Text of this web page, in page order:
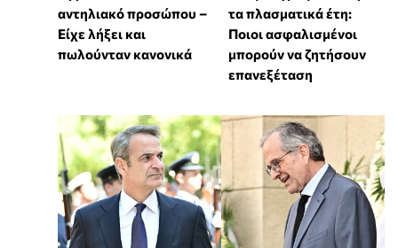
αντηλιακό προσώπου –
Είχε λήξει και
πωλούνταν κανονικά
τα πλασματικά έτη:
Ποιοι ασφαλισμένοι
μπορούν να ζητήσουν
επανεξέταση